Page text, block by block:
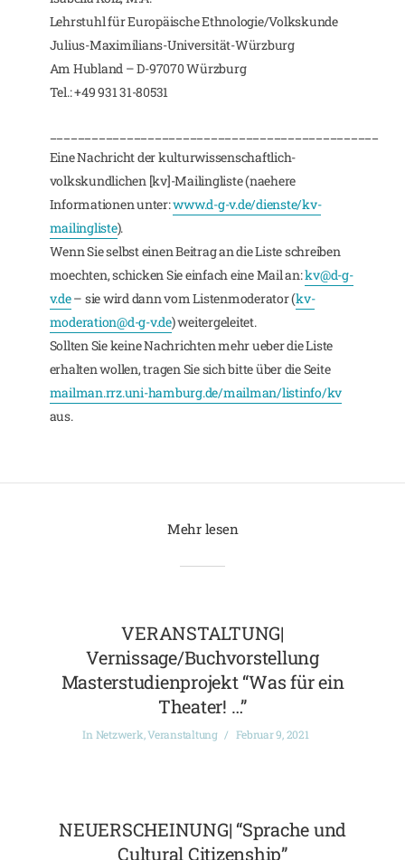
Lehrstuhl für Europäische Ethnologie/Volkskunde
Julius-Maximilians-Universität-Würzburg
Am Hubland – D-97070 Würzburg
Tel.: +49 931 31-80531
Eine Nachricht der kulturwissenschaftlich-
volkskundlichen [kv]-Mailingliste (naehere
Informationen unter:www.d-g-v.de/dienste/kv-
mailingliste).
Wenn Sie selbst einen Beitrag an die Liste schreiben
moechten, schicken Sie einfach eine Mail an:kv@d-g-
v.de– sie wird dann vom Listenmoderator (kv-
moderation@d-g-v.de) weitergeleitet.
Sollten Sie keine Nachrichten mehr ueber die Liste
erhalten wollen, tragen Sie sich bitte über die Seite
mailman.rrz.uni-hamburg.de/mailman/listinfo/kv
aus.
Mehr lesen
VERANSTALTUNG|
Vernissage/Buchvorstellung
Masterstudienprojekt “Was für ein
Theater! …”
In Netzwerk,Veranstaltung Februar 9, 2021
NEUERSCHEINUNG| “Sprache und
Cultural Citizenship”